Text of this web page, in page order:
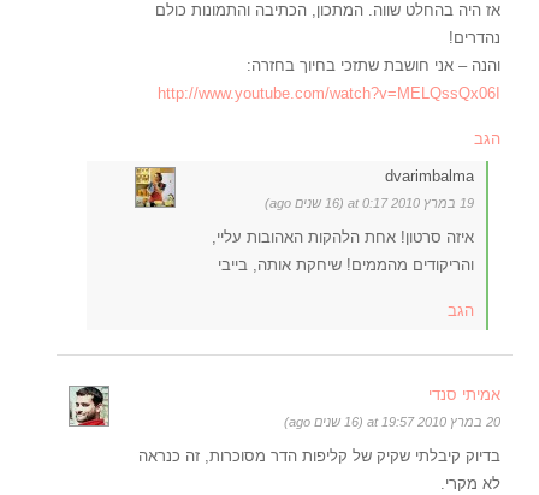
אז היה בהחלט שווה. המתכון, הכתיבה והתמונות כולם
נהדרים!
והנה – אני חושבת שתזכי בחיוך בחזרה:
http://www.youtube.com/watch?v=MELQssQx06I
הגב
dvarimbalma
19 במרץ 2010 at 0:17 (16 שנים ago)
איזה סרטון! אחת הלהקות האהובות עליי,
והריקודים מהממים! שיחקת אותה, בייבי
הגב
אמיתי סנדי
20 במרץ 2010 at 19:57 (16 שנים ago)
בדיוק קיבלתי שקיק של קליפות הדר מסוכרות, זה כנראה
לא מקרי.